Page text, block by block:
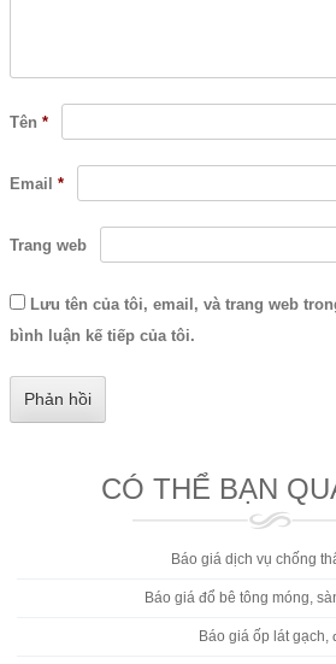
Tên *
Email *
Trang web
Lưu tên của tôi, email, và trang web
bình luận kế tiếp của tôi.
CÓ THỂ BẠN
Báo giá dịch vụ chống
Báo giá đổ bê tông móng,
Báo giá ốp lát gạch,